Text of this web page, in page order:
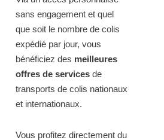
sans engagement et quel
que soit le nombre de colis
expédié par jour, vous
bénéficiez des meilleures
offres de services de
transports de colis nationaux
et internationaux.
Vous profitez directement du